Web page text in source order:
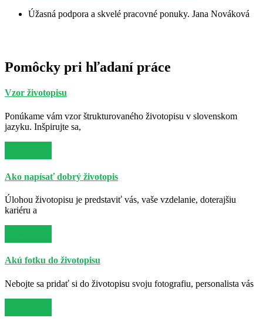
Úžasná podpora a skvelé pracovné ponuky. Jana Nováková
Pomôcky pri hľadaní práce
Vzor životopisu
Ponúkame vám vzor štrukturovaného životopisu v slovenskom
jazyku. Inšpirujte sa,
Ako napísať dobrý životopis
Úlohou životopisu je predstaviť vás, vaše vzdelanie, doterajšiu
kariéru a
Akú fotku do životopisu
Nebojte sa pridať si do životopisu svoju fotografiu, personalista vás